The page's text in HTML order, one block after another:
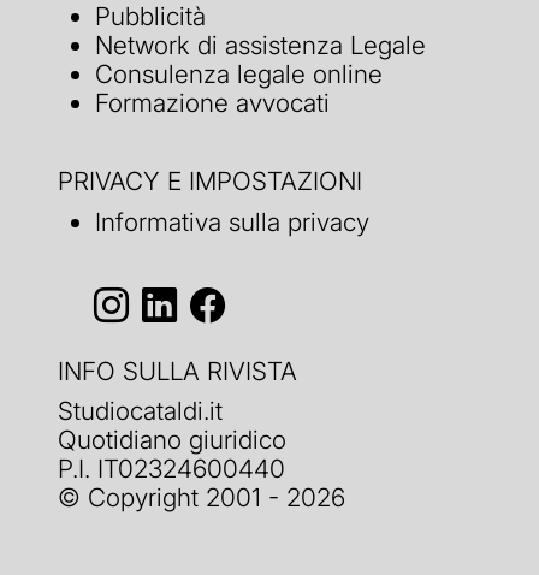
Pubblicità
Network di assistenza Legale
Consulenza legale online
Formazione avvocati
PRIVACY E IMPOSTAZIONI
Informativa sulla privacy
INFO SULLA RIVISTA
Studiocataldi.it
Quotidiano giuridico
P.I. IT02324600440
© Copyright 2001 - 2026